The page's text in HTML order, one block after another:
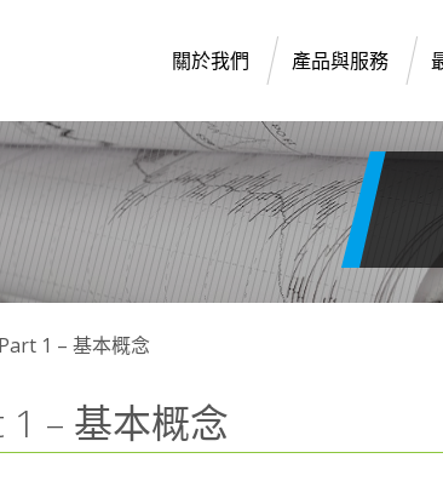
關於我們 產品與服務
1 – 基本概念
– 基本概念